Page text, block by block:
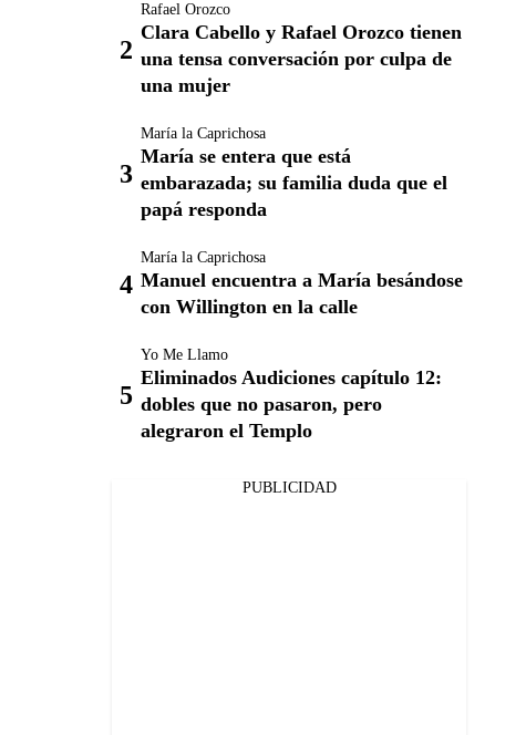
Rafael Orozco
Clara Cabello y Rafael Orozco tienen
una tensa conversación por culpa de
una mujer
María la Caprichosa
María se entera que está
embarazada; su familia duda que el
papá responda
María la Caprichosa
Manuel encuentra a María besándose
con Willington en la calle
Yo Me Llamo
Eliminados Audiciones capítulo 12:
dobles que no pasaron, pero
alegraron el Templo
PUBLICIDAD